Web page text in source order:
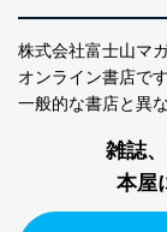
株式会社富士山マ
オンライン書店です
一般的な書店と異な
雑誌
本屋